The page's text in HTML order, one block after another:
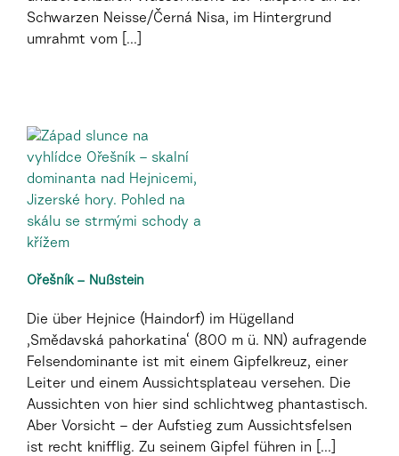
Schwarzen Neisse/Černá Nisa, im Hintergrund
umrahmt vom [...]
Ořešník – Nußstein
Die über Hejnice (Haindorf) im Hügelland
‚Smědavská pahorkatina‘ (800 m ü. NN) aufragende
Felsendominante ist mit einem Gipfelkreuz, einer
Leiter und einem Aussichtsplateau versehen. Die
Aussichten von hier sind schlichtweg phantastisch.
Aber Vorsicht – der Aufstieg zum Aussichtsfelsen
ist recht knifflig. Zu seinem Gipfel führen in [...]